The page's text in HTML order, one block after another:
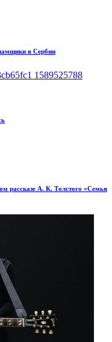
в Сербии
рассказе А. К. Толстого «Семья